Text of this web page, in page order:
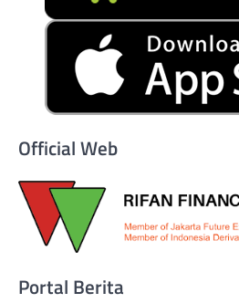
Official Web
Portal Berita